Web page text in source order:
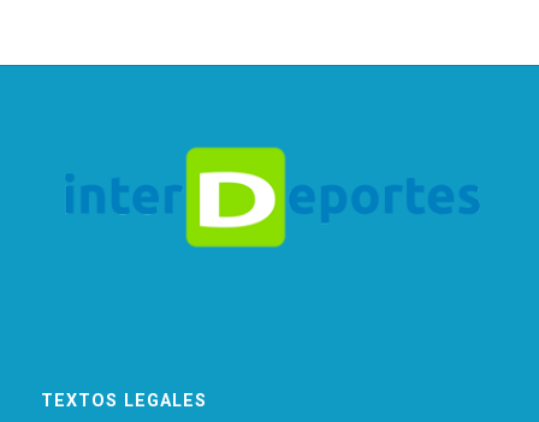
TEXTOS LEGALES